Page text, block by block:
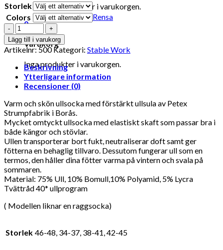
Inga produkter i varukorgen.
0
Varukorg
Inga produkter i varukorgen.
Storlek
Colors
Rensa
Antal
Lägg till i varukorg
Artikelnr:500 Kategori: Stable Work
Beskrivning
Ytterligare information
Recensioner (0)
Varm och skön ullsocka med förstärkt ullsula av Petex
Strumpfabrik i Borås.
Mycket omtyckt ullsocka med elastiskt skaft som passar bra i
både kängor och stövlar.
Ullen transporterar bort fukt, neutraliserar doft samt ger
fötterna en behaglig tillvaro. Dessutom fungerar ull som en
termos, den håller dina fötter varma på vintern och svala på
sommaren.
Material: 75% Ull, 10% Bomull,10% Polyamid, 5% Lycra
Tvättråd 40* ullprogram
( Modellen liknar en raggsocka)
Storlek 46-48, 34-37, 38-41, 42-45